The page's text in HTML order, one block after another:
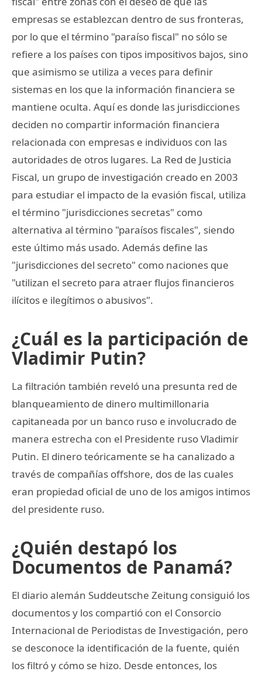
empresas se establezcan dentro de sus fronteras,
por lo que el término "paraíso fiscal" no sólo se
refiere a los países con tipos impositivos bajos, sino
que asimismo se utiliza a veces para definir
sistemas en los que la información financiera se
mantiene oculta. Aquí es donde las jurisdicciones
deciden no compartir información financiera
relacionada con empresas e individuos con las
autoridades de otros lugares. La Red de Justicia
Fiscal, un grupo de investigación creado en 2003
para estudiar el impacto de la evasión fiscal, utiliza
el término "jurisdicciones secretas" como
alternativa al término "paraísos fiscales", siendo
este último más usado. Además define las
"jurisdicciones del secreto" como naciones que
"utilizan el secreto para atraer flujos financieros
ilícitos e ilegítimos o abusivos".
¿Cuál es la participación de
Vladimir Putin?
La filtración también reveló una presunta red de
blanqueamiento de dinero multimillonaria
capitaneada por un banco ruso e involucrado de
manera estrecha con el Presidente ruso Vladimir
Putin. El dinero teóricamente se ha canalizado a
través de compañías offshore, dos de las cuales
eran propiedad oficial de uno de los amigos intimos
del presidente ruso.
¿Quién destapó los
Documentos de Panamá?
El diario alemán Suddeutsche Zeitung consiguió los
documentos y los compartió con el Consorcio
Internacional de Periodistas de Investigación, pero
se desconoce la identificación de la fuente, quién
los filtró y cómo se hizo. Desde entonces, los